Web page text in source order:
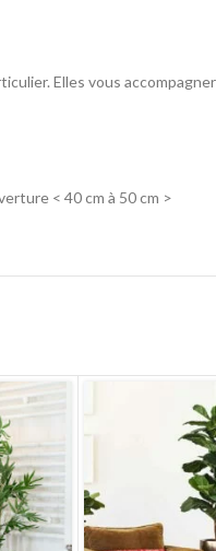
Elles vous
< 40 cm à 50 cm >